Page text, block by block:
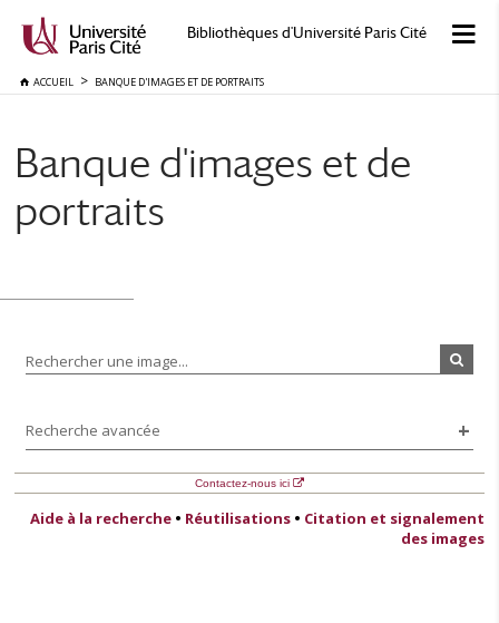
Bibliothèques d'Université Paris Cité
ACCUEIL BANQUE D'IMAGES ET DE PORTRAITS
Banque d'images et de
portraits
Rechercher une image...
Recherche avancée
Contactez-nous ici
Aide à la recherche • Réutilisations • Citation et signalement
des images